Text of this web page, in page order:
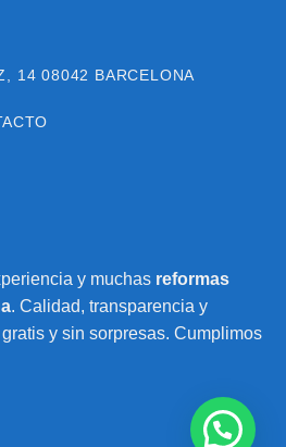
1408042 BARCELONA
y muchas reformas
. Calidad, transparencia y
y sin sorpresas. Cumplimos